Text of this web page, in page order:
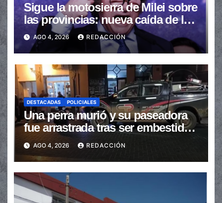
Sigue la motosierra de Milei sobre
las provincias: nueva caída de las
transferencias no automáticas
AGO 4, 2026 REDACCIÓN
DESTACADAS POLICIALES
Una perra murió y su paseadora
fue arrastrada tras ser embestidas
en la senda peatonal
AGO 4, 2026 REDACCIÓN